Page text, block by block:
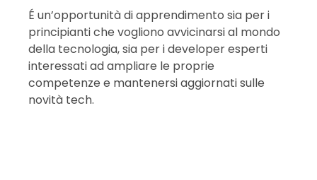
É un’opportunità di apprendimento sia per i
principianti che vogliono avvicinarsi al mondo
della tecnologia, sia per i developer esperti
interessati ad ampliare le proprie
competenze e mantenersi aggiornati sulle
novità tech.